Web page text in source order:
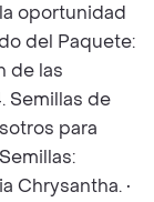
oportunidad
del Paquete:
de las
Semillas de
para
Chrysantha. •